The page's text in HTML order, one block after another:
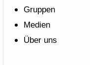
Gruppen
Medien
Über uns